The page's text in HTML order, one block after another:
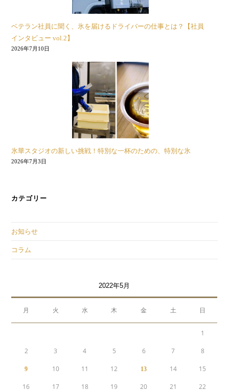
ベテラン社員に聞く、氷を届けるドライバーの仕事とは？【社員
インタビュー vol.2】
2026年7月10日
氷華スタジオの新しい挑戦！特別な一杯のための、特別な氷
2026年7月3日
カテゴリー
お知らせ
コラム
2022年5月
月 火 水 木 金 土 日
1
2 3 4 5 6 7 8
9 10 11 12 13 14 15
16 17 18 19 20 21 22